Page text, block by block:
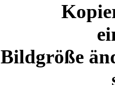
Bildgröße